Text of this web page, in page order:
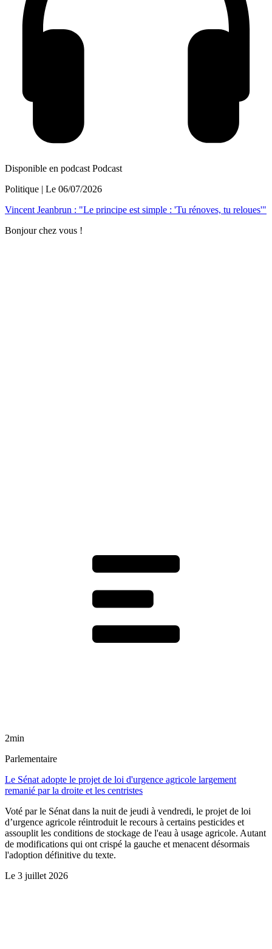
Disponible en podcast Podcast
Politique | Le 06/07/2026
Vincent Jeanbrun : "Le principe est simple : 'Tu rénoves, tu reloues'"
Bonjour chez vous !
2min
Parlementaire
Le Sénat adopte le projet de loi d'urgence agricole largement
remanié par la droite et les centristes
Voté par le Sénat dans la nuit de jeudi à vendredi, le projet de loi
d’urgence agricole réintroduit le recours à certains pesticides et
assouplit les conditions de stockage de l'eau à usage agricole. Autant
de modifications qui ont crispé la gauche et menacent désormais
l'adoption définitive du texte.
Le 3 juillet 2026